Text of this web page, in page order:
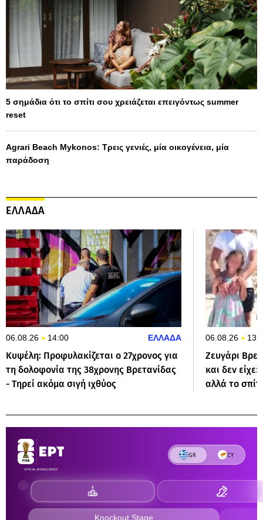
5 σημάδια ότι το σπίτι σου χρειάζεται επειγόντως summer
reset
Agrari Beach Mykonos: Τρεις γενιές, μία οικογένεια, μία
παράδοση
ΕΛΛΑΔΑ
06.08.26 14:00 ΕΛΛΑΔΑ
Κυψέλη: Προφυλακίζεται ο 27χρονος για
τη δολοφονία της 38χρονης Βρετανίδας
- Τηρεί ακόμα σιγή ιχθύος
06.08.26
​Ζευγάρι
και δεν
αλλά το